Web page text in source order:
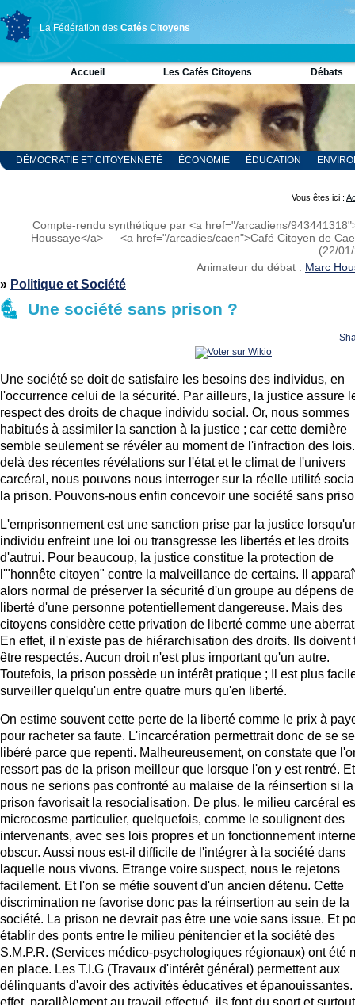
La Fédération des Cafés Citoyens
Accueil Les Cafés Citoyens Débats
DÉMOCRATIE ET CITOYENNETÉ ÉCONOMIE ÉDUCATION
Vous êtes ici :
Compte-rendu synthétique par <a href="/arcadiens/
Houssaye</a> — <a href="/arcadies/caen">Café Citoyen de
(22/
Animateur du débat : Marc
» Politique et Société
Une société sans prison ?
Une société se doit de satisfaire les besoins des individus, en
l'occurrence celui de la sécurité. Par ailleurs, la justice assure
respect des droits de chaque individu social. Or, nous sommes
habitués à assimiler la sanction à la justice ; car cette dernière
semble seulement se révéler au moment de l'infraction des
delà des récentes révélations sur l'état et le climat de l'univers
carcéral, nous pouvons nous interroger sur la réelle utilité
la prison. Pouvons-nous enfin concevoir une société sans
L'emprisonnement est une sanction prise par la justice
individu enfreint une loi ou transgresse les libertés et les droits
d'autrui. Pour beaucoup, la justice constitue la protection de
l'"honnête citoyen" contre la malveillance de certains. Il
alors normal de préserver la sécurité d'un groupe au dépens
liberté d'une personne potentiellement dangereuse. Mais des
citoyens considère cette privation de liberté comme une
En effet, il n'existe pas de hiérarchisation des droits. Ils doivent
être respectés. Aucun droit n'est plus important qu'un autre.
Toutefois, la prison possède un intérêt pratique ; Il est plus
surveiller quelqu'un entre quatre murs qu'en liberté.
On estime souvent cette perte de la liberté comme le prix à
pour racheter sa faute. L'incarcération permettrait donc de se
libéré parce que repenti. Malheureusement, on constate que
ressort pas de la prison meilleur que lorsque l'on y est rentré. Et
nous ne serions pas confronté au malaise de la réinsertion si la
prison favorisait la resocialisation. De plus, le milieu carcéral
microcosme particulier, quelquefois, comme le soulignent des
intervenants, avec ses lois propres et un fonctionnement
obscur. Aussi nous est-il difficile de l'intégrer à la société dans
laquelle nous vivons. Etrange voire suspect, nous le rejetons
facilement. Et l'on se méfie souvent d'un ancien détenu. Cette
discrimination ne favorise donc pas la réinsertion au sein de la
société. La prison ne devrait pas être une voie sans issue. Et
établir des ponts entre le milieu pénitencier et la société des
S.M.P.R. (Services médico-psychologiques régionaux) ont été
en place. Les T.I.G (Travaux d'intérêt général) permettent aux
délinquants d'avoir des activités éducatives et épanouissantes.
effet, parallèlement au travail effectué, ils font du sport et